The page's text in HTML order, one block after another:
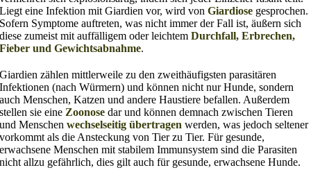
Liegt eine Infektion mit Giardien vor, wird vonGiardiose gesprochen.
Sofern Symptome auftreten, was nicht immer der Fall ist, äußern sich
diese zumeist mit auffälligem oder leichtemDurchfall, Erbrechen,
Fieber und Gewichtsabnahme.
Giardien zählen mittlerweile zu den zweithäufigsten parasitären
Infektionen (nach Würmern) und können nicht nur Hunde, sondern
auch Menschen, Katzen und andere Haustiere befallen. Außerdem
stellen sie eineZoonose dar und können demnach zwischen Tieren
und Menschenwechselseitig übertragen werden, was jedoch seltener
vorkommt als die Ansteckung von Tier zu Tier. Für gesunde,
erwachsene Menschen mit stabilem Immunsystem sind die Parasiten
nicht allzu gefährlich, dies gilt auch für gesunde, erwachsene Hunde.